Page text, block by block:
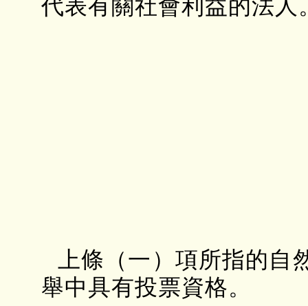
代表有關社會利益的法人
上條（一）項所指的
舉中具有投票資格。